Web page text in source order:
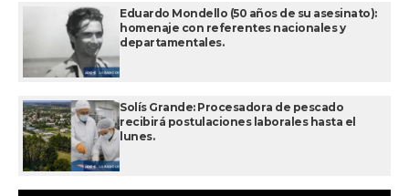
Eduardo Mondello (50 años de su asesinato):
homenaje con referentes nacionales y
departamentales.
Solís Grande: Procesadora de pescado
recibirá postulaciones laborales hasta el
lunes.